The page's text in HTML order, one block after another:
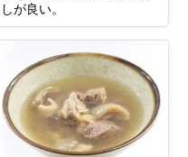
しが良い。